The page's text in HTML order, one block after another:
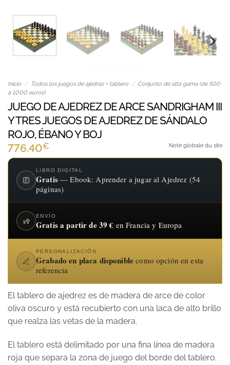
Inicio / Todos los juegos de ajedrez + tablero / Conjunto de alta gama (de 500
a 1000 euros)
JUEGO DE AJEDREZ DE ARCE SANDRIGHAM III
Y TRES JUEGOS DE AJEDREZ DE SÁNDALO
ROJO, ÉBANO Y BOJ
776.40€ Note globale du site
LIBRO DIGITAL
Gratis— Ebook: Aprender a jugar al Ajedrez (54
páginas)
ENVÍO
Gratis a partir de 39 € en Francia y Europa
PERSONALIZACIÓN
Grabado en placa disponible como opción en esta
referencia
El tablero de ajedrez es de madera de arce de color
oliva oscuro y está recubierto con una laca de alto brillo
que realza las vetas de la madera.
El tablero está delimitado por una fina línea de madera
roja que separa la zona de juego del borde del tablero.